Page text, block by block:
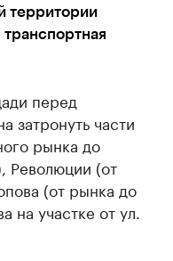
территории
транспортная
перед
затронуть части
рынка до
Революции (от
(от рынка до
на участке от ул.